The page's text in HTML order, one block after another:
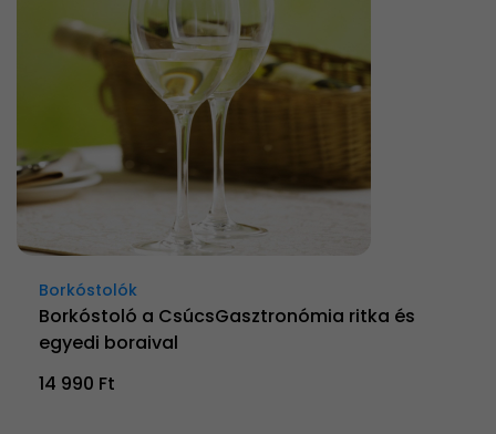
Borkóstolók
Borkóstoló a CsúcsGasztronómia ritka és
egyedi boraival
14 990 Ft